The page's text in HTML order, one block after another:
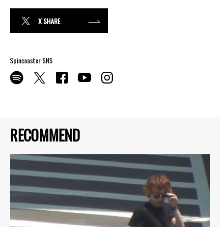
RECOMMEND
X SHARE
Spincoaster SNS